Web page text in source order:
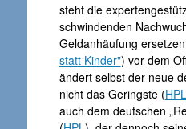
steht die
schwindenden
Geldanhäufung
statt Kinder") vor dem
ändert selbst der neue
nicht das Geringste (HPL
auch dem deutschen